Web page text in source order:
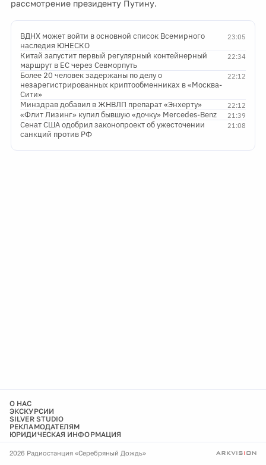
рассмотрение президенту Путину.
23:05
ВДНХ может войти в основной список Всемирного
наследия ЮНЕСКО
22:34
Китай запустит первый регулярный контейнерный
маршрут в ЕС через Севморпуть
22:12
Более 20 человек задержаны по делу о
незарегистрированных криптообменниках в «Москва-
Сити»
22:12
Минздрав добавил в ЖНВЛП препарат «Энхерту»
21:39
«Флит Лизинг» купил бывшую «дочку» Mercedes-Benz
21:08
Сенат США одобрил законопроект об ужесточении
санкций против РФ
О НАС
ЭКСКУРСИИ
SILVER STUDIO
РЕКЛАМОДАТЕЛЯМ
ЮРИДИЧЕСКАЯ ИНФОРМАЦИЯ
2026 Радиостанция «Серебряный Дождь»